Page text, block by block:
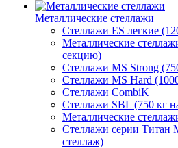
Металлические стеллажи
Стеллажи ES легкие
Металлические
секцию)
Стеллажи MS Strong
Стеллажи MS Hard
Стеллажи CombiK
Стеллажи SBL (750 кг
Металлические
Стеллажи серии Титан
стеллаж)